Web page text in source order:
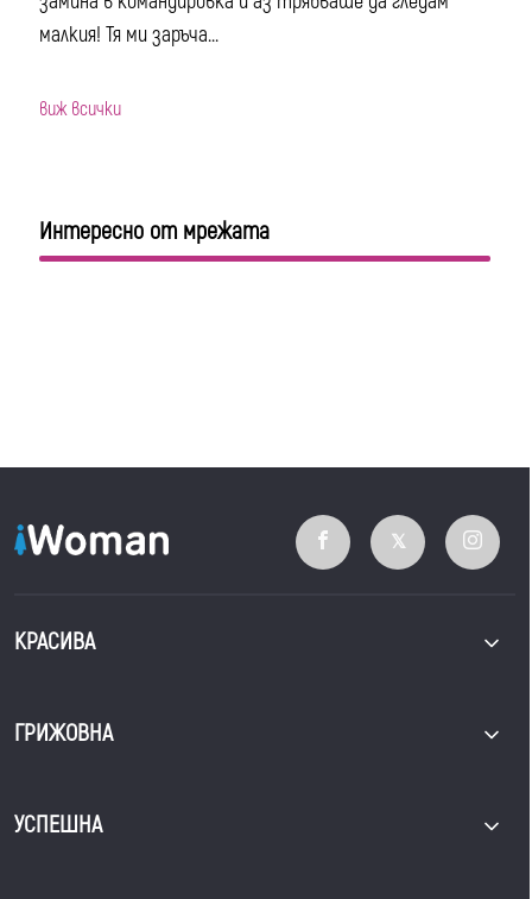
малкия! Тя ми заръча...
виж всички
Интересно от мрежата
КРАСИВА
ГРИЖОВНА
УСПЕШНА